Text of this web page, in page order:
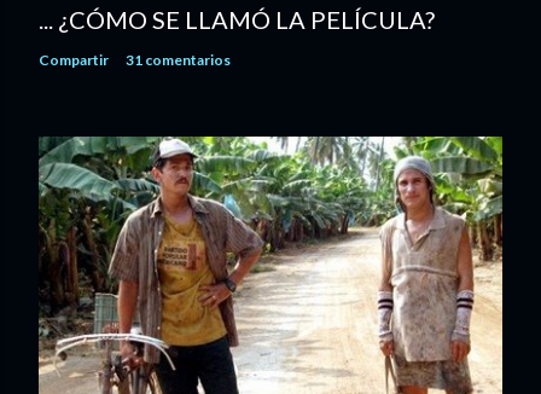
... ¿CÓMO SE LLAMÓ LA PELÍCULA?
Compartir 31 comentarios